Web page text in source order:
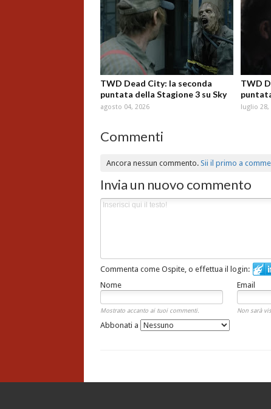
TWD Dead City: la seconda
puntata della Stagione 3 su Sky
agosto 04, 2026
TWD
luglio 28,
Commenti
Ancora nessun commento.Sii il primo a
Invia un nuovo commento
Commenta come Ospite, o effettua il login:
Nome
Email
Mostrato accanto ai tuoi commenti. Non sarà
Abbonati a